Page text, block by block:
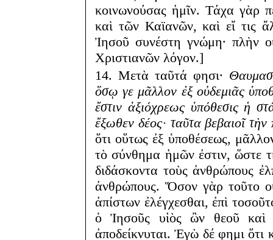
κοινωνούσας ἡμῖν. Τάχα γὰρ
καὶ τῶν Καϊανῶν, καὶ εἴ τις
Ἰησοῦ συνέστη γνώμη· πλὴν
Χριστιανῶν λόγον.]
14. Μετὰ ταῦτά φησι·
ὅσῳ γε μᾶλλον ἐξ οὐδεμιᾶς
ἔστιν ἀξιόχρεως ὑπόθεσις ἡ
ἔξωθεν δέος· ταῦτα βεβαιοῖ τὴν
ὅτι οὕτως ἐξ ὑποθέσεως,
τὸ σύνθημα ἡμῶν ἐστιν, ὥστε
διδάσκοντα τοὺς ἀνθρώπους
ἀνθρώπους. Ὅσον γὰρ τοῦτο
ἀπίστων ἐλέγχεσθαι, ἐπὶ
ὁ Ἰησοῦς υἱὸς ὢν θεοῦ καὶ
ἀποδείκνυται. Ἐγὼ δέ φημι ὅτι